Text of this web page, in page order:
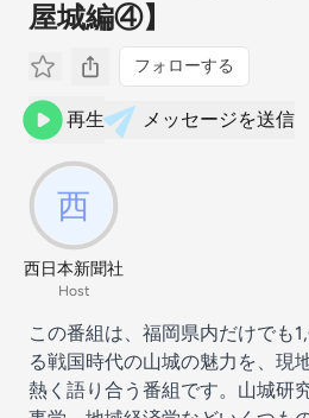
屋城編④】
フォローする
再生 メッセージを送信
西日本新聞社
Host
この番組は、福岡県内だけでも
る戦国時代の山城の魅力を、現
熱く語り合う番組です。山城研